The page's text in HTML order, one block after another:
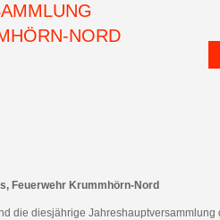
NORD
Feuerwehr Krummhörn-Nord
die diesjährige Jahreshauptversammlung